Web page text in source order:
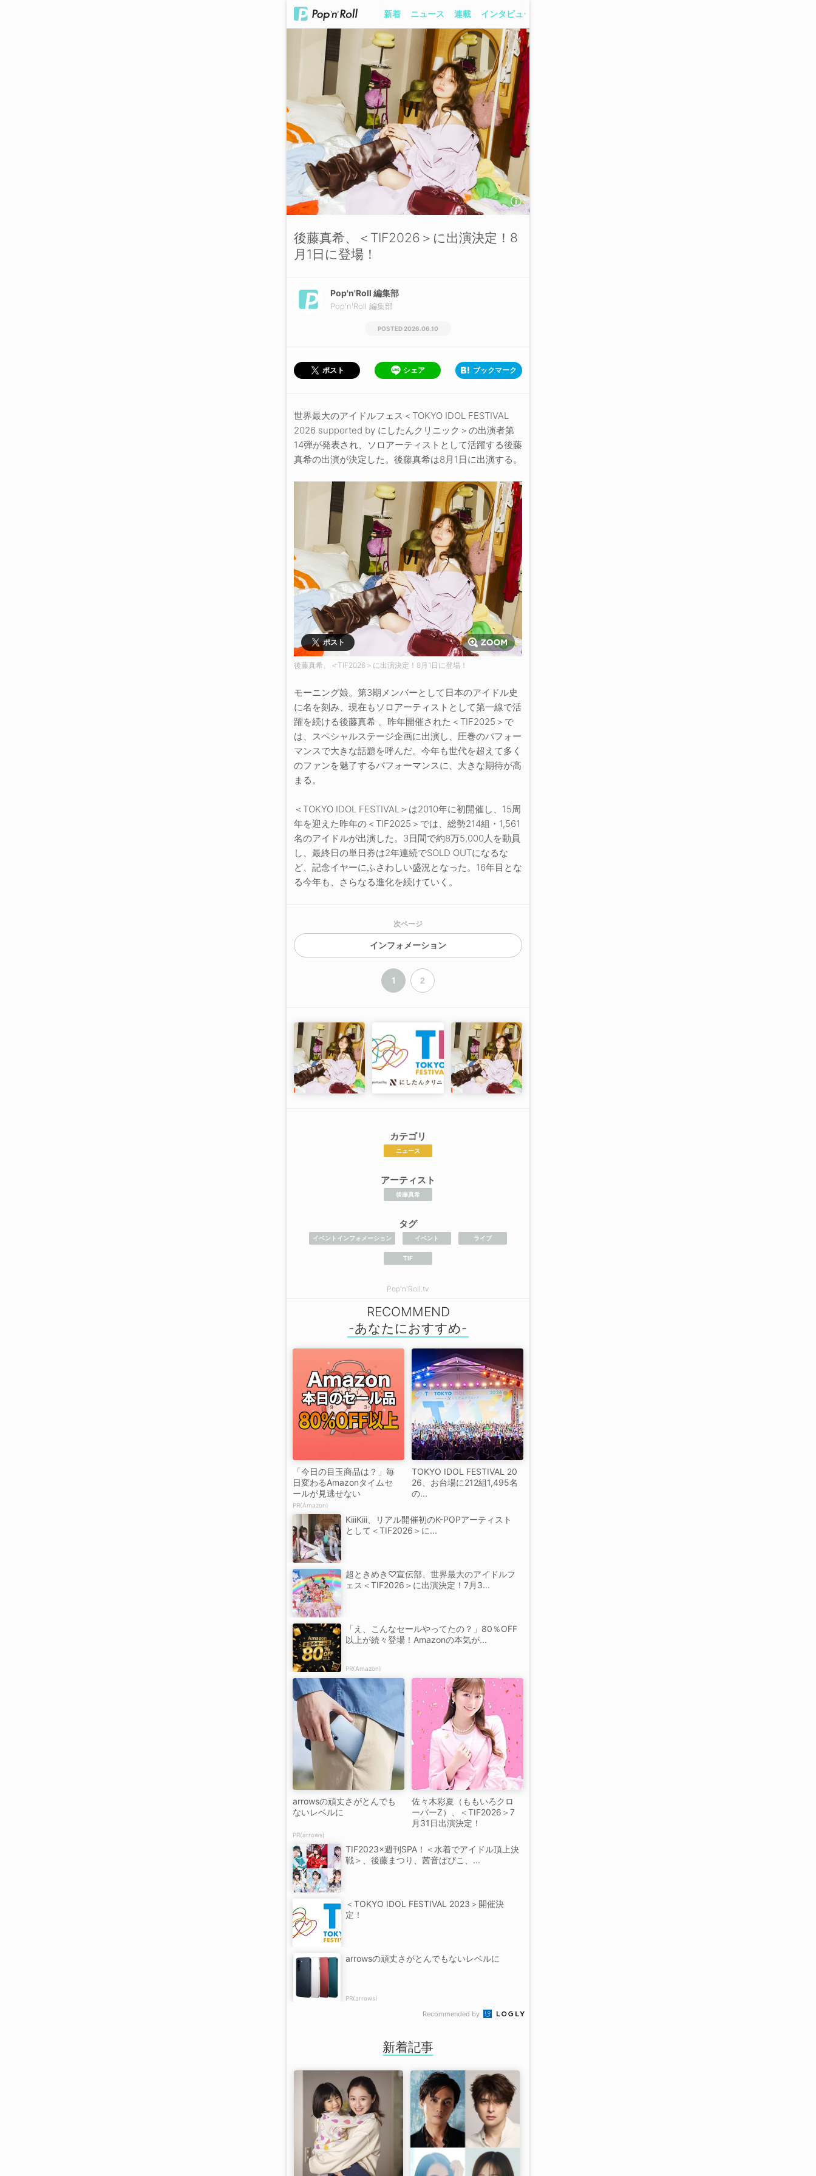
新着 ニュース 連載 インタビュー
後藤真希、＜TIF2026＞に出演決定！8
月1日に登場！
Pop'n'Roll 編集部
Pop'n'Roll 編集部
2026.06.10
ポスト シェア ブックマーク
世界最大のアイドルフェス＜TOKYO IDOL FESTIVAL
2026 supported by にしたんクリニック＞の出演者第
14弾が発表され、ソロアーティストとして活躍する後藤
真希の出演が決定した。後藤真希は8月1日に出演する。
ポスト
後藤真希、＜TIF2026＞に出演決定！8月1日に登場！
モーニング娘。第3期メンバーとして日本のアイドル史
に名を刻み、現在もソロアーティストとして第一線で活
躍を続ける後藤真希 。昨年開催された＜TIF2025＞で
は、スペシャルステージ企画に出演し、圧巻のパフォー
マンスで大きな話題を呼んだ。今年も世代を超えて多く
のファンを魅了するパフォーマンスに、大きな期待が高
まる。
＜TOKYO IDOL FESTIVAL＞は2010年に初開催し、15周
年を迎えた昨年の＜TIF2025＞では、総勢214組・1,561
名のアイドルが出演した。3日間で約8万5,000人を動員
し、最終日の単日券は2年連続でSOLD OUTになるな
ど、記念イヤーにふさわしい盛況となった。16年目とな
る今年も、さらなる進化を続けていく。
次ページ
インフォメーション
1 2
カテゴリ
ニュース
アーティスト
後藤真希
タグ
イベントインフォメーション イベント ライブ
TIF
Pop'n'Roll.tv
RECOMMEND
「今日の目玉商品は？」毎
日変わるAmazonタイムセ
ールが見逃せない
PR(Amazon)
TOKYO IDOL FESTIVAL 20
26、お台場に212組1,495名
の...
KiiiKiii、リアル開催初のK-POPアーティスト
として＜TIF2026＞に...
超ときめき♡宣伝部、世界最大のアイドルフ
ェス＜TIF2026＞に出演決定！7月3...
「え、こんなセールやってたの？」80％OFF
以上が続々登場！Amazonの本気が...
PR(Amazon)
arrowsの頑丈さがとんでも
ないレベルに
PR(arrows)
佐々木彩夏（ももいろクロ
ーバーZ）、＜TIF2026＞7
月31日出演決定！
TIF2023×週刊SPA！＜水着でアイドル頂上決
戦＞、後藤まつり、茜音ぱぴこ、...
＜TOKYO IDOL FESTIVAL 2023＞開催決
定！
arrowsの頑丈さがとんでもないレベルに
PR(arrows)
Recommended by
新着記事